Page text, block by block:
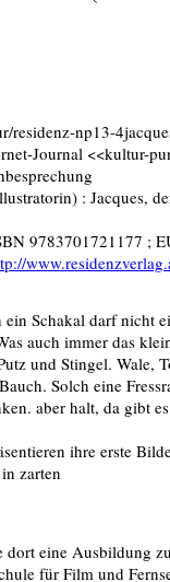
np13-
Journal <<kultur-
: Jacques,
9783701721177 ;
Schakal darf nicht
auch immer das
und Stingel. Wale,
Solch eine
aber halt, da gibt
ihre erste
zarten
eine Ausbildung
für Film und